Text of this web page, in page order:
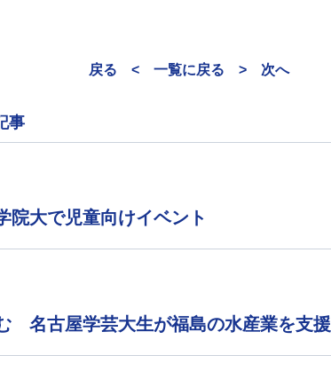
戻る < 一覧に戻る > 次へ
事
大で児童向けイベント
名古屋学芸大生が福島の水産業を支援